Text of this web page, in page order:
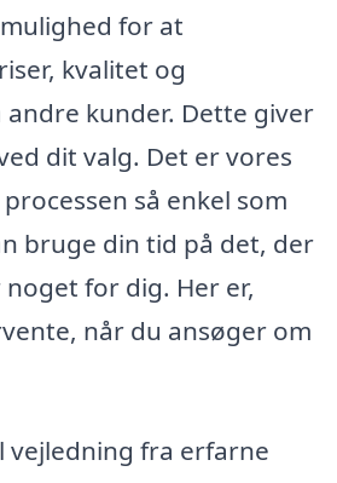
for at
kvalitet og
kunder. Dette giver
dit valg. Det er vores
så enkel som
bruge din tid på det, der
for dig. Her er,
når du ansøger om
vejledning fra erfarne